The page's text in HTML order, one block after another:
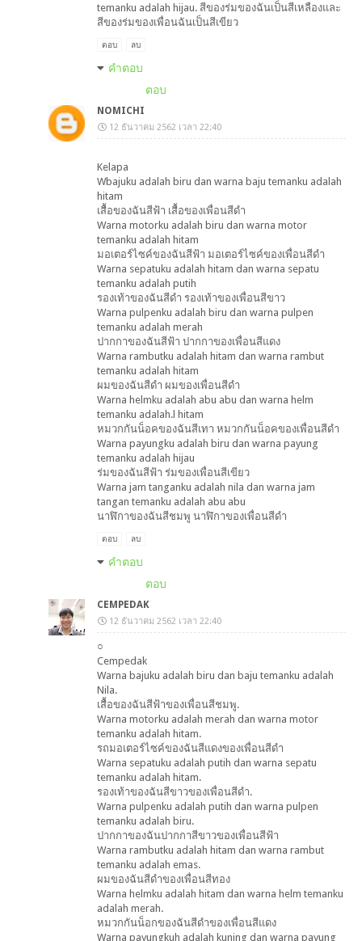
temanku adalah hijau. สีของร่มของฉันเป็นสีเหลืองและ
สีของร่มของเพื่อนฉันเป็นสีเขียว
ตอบ ลบ
คำตอบ
ตอบ
NOMICHI
12 ธันวาคม 2562 เวลา 22:40
Kelapa
Wbajuku adalah biru dan warna baju temanku adalah
hitam
เสื้อของฉันสีฟ้า เสื้อของเพื่อนสีดำ
Warna motorku adalah biru dan warna motor
temanku adalah hitam
มอเตอร์ไซค์ของฉันสีฟ้า มอเตอร์ไซค์ของเพื่อนสีดำ
Warna sepatuku adalah hitam dan warna sepatu
temanku adalah putih
รองเท้าของฉันสีดำ รองเท้าของเพื่อนสีขาว
Warna pulpenku adalah biru dan warna pulpen
temanku adalah merah
ปากกาของฉันสีฟ้า ปากกาของเพื่อนสีแดง
Warna rambutku adalah hitam dan warna rambut
temanku adalah hitam
ผมของฉันสีดำ ผมของเพื่อนสีดำ
Warna helmku adalah abu abu dan warna helm
temanku adalah.l hitam
หมวกกันน็อคของฉันสีเทา หมวกกันน็อคของเพื่อนสีดำ
Warna payungku adalah biru dan warna payung
temanku adalah hijau
ร่มของฉันสีฟ้า ร่มของเพื่อนสีเขียว
Warna jam tanganku adalah nila dan warna jam
tangan temanku adalah abu abu
นาฬิกาของฉันสีชมพู นาฬิกาของเพื่อนสีดำ
ตอบ ลบ
คำตอบ
ตอบ
CEMPEDAK
12 ธันวาคม 2562 เวลา 22:40
○
Cempedak
Warna bajuku adalah biru dan baju temanku adalah
Nila.
เสื้อของฉันสีฟ้าของเพื่อนสีชมพู.
Warna motorku adalah merah dan warna motor
temanku adalah hitam.
รถมอเตอร์ไซค์ของฉันสีแดงของเพื่อนสีดำ
Warna sepatuku adalah putih dan warna sepatu
temanku adalah hitam.
รองเท้าของฉันสีขาวของเพื่อนสีดำ.
Warna pulpenku adalah putih dan warna pulpen
temanku adalah biru.
ปากกาของฉันปากกาสีขาวของเพื่อนสีฟ้า
Warna rambutku adalah hitam dan warna rambut
temanku adalah emas.
ผมของฉันสีดำของเพื่อนสีทอง
Warna helmku adalah hitam dan warna helm temanku
adalah merah.
หมวกกันน็อกของฉันสีดำของเพื่อนสีแดง
Warna payungkuh adalah kuning dan warna payung